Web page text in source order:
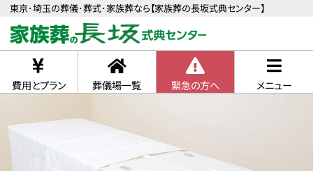
東京･埼玉の葬儀･葬式･家族葬なら【家族葬の長坂式典センター】
費用とプラン 葬儀場一覧 緊急の方へ メニュー